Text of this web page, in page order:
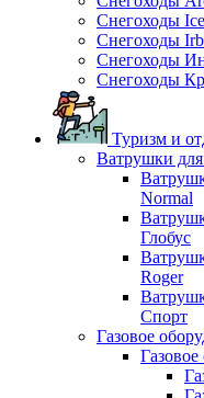
Снегоходы
Снегоходы
Снегоходы
Снегоходы
Туризм и
Ватрушки
Normal
Глобус
Roger
Спорт
Газовое